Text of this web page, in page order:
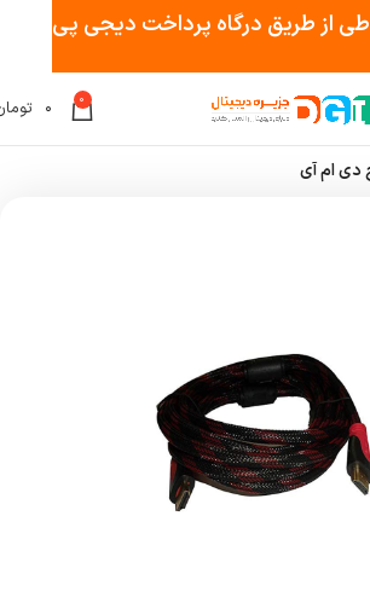
0 ۰
دی ام آی
از طریق درگاه پرداخت دیجی پی